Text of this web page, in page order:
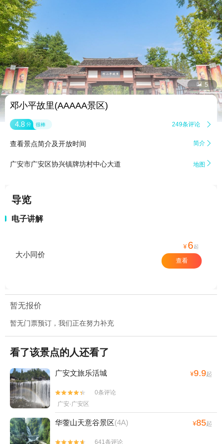
 5
邓小平故里(AAAAA景区)
4.8 分 很棒 249条评论 
查看景点简介及开放时间 简介 
广安市广安区协兴镇牌坊村中心大道 地图 
导览
电子讲解
大小同价
¥ 6起
查看
暂无报价
暂无门票预订，我们正在努力补充
看了该景点的人还看了
广安文旅乐活城 ¥9.9起


0条评论
广安·广安区
华蓥山天意谷景区(4A) ¥85起

 641条评论
